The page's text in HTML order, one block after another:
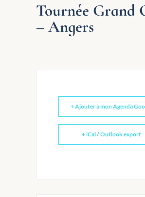
Tournée Grand
– Angers
+ Ajouter à mon Agenda
+ iCal / Outlook export